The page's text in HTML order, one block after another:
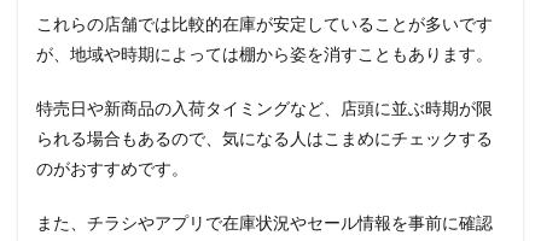
これらの店舗では比較的在庫が安定していることが多いです
が、地域や時期によっては棚から姿を消すこともあります。
特売日や新商品の入荷タイミングなど、店頭に並ぶ時期が限
られる場合もあるので、気になる人はこまめにチェックする
のがおすすめです。
また、チラシやアプリで在庫状況やセール情報を事前に確認